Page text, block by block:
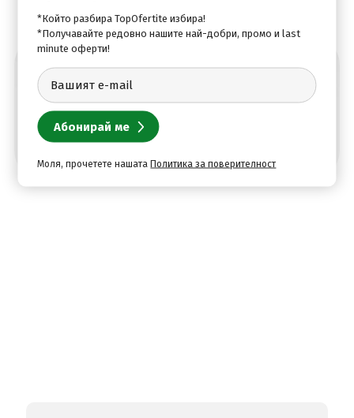
Абонирай се за най-добрите оферти
*Който разбира TopOfertite избира!
*Получавайте редовно нашите най-добри, промо и last
minute оферти!
Моля, прочетете нашатаПолитика за поверителност